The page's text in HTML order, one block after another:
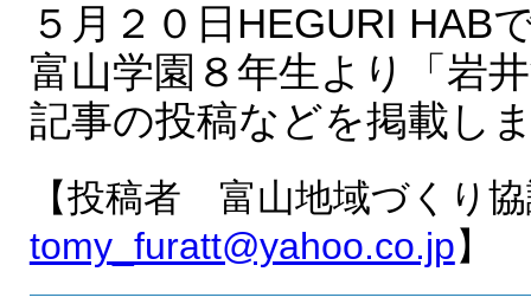
５月２０日HEGURI HAB
富山学園８年生より「岩
記事の投稿などを掲載し
【投稿者 富山地域づくり
tomy_furatt@yahoo.co.jp】